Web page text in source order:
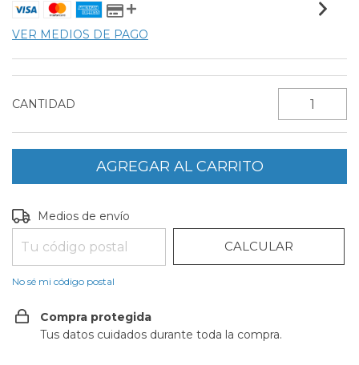
VER MEDIOS DE PAGO
CANTIDAD
Entregas para el CP:
Medios de envío
CALCULAR
No sé mi código postal
Compra protegida
Tus datos cuidados durante toda la compra.